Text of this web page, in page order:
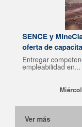
SENCE y
oferta de
Entregar
empleabilidad en...
Ver más